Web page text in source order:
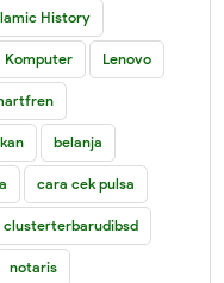
History
Komputer Lenovo
belanja
cara cek pulsa
clusterterbarudibsd
notaris